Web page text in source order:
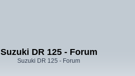
Suzuki DR 125 - Forum
Suzuki DR 125 - Forum